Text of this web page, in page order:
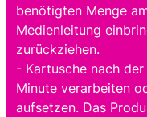
benötigten Menge
Medienleitung
zurückziehen.
- Kartusche nach
Minute verarbeiten
aufsetzen. Das